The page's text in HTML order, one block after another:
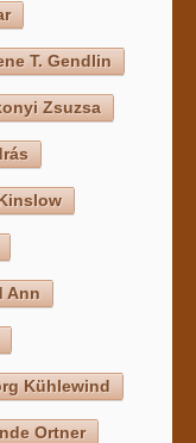
T. Gendlin
Zsuzsa
Ann
Kühlewind
Ortner